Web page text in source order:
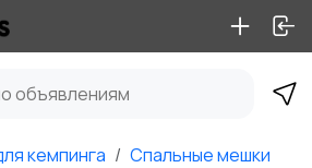
кемпинга Спальные мешки